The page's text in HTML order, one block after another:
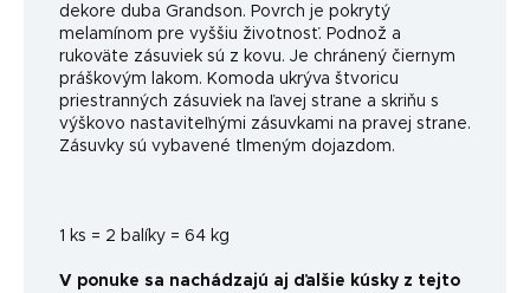
dekore duba Grandson. Povrch je pokrytý
melamínom pre vyššiu životnosť. Podnož a
rukoväte zásuviek sú z kovu. Je chránený čiernym
práškovým lakom. Komoda ukrýva štvoricu
priestranných zásuviek na ľavej strane a skriňu s
výškovo nastaviteľnými zásuvkami na pravej strane.
Zásuvky sú vybavené tlmeným dojazdom.
1 ks = 2 balíky = 64 kg
V ponuke sa nachádzajú aj ďalšie kúsky z tejto